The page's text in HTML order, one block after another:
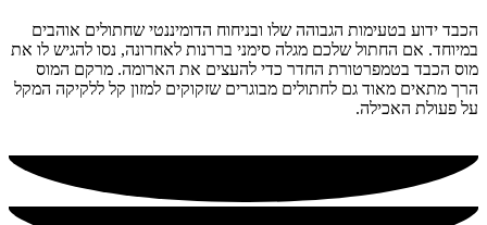
הכבד ידוע בטעימות הגבוהה שלו ובניחוח הדומיננטי שחתולים אוהבים
במיוחד. אם החתול שלכם מגלה סימני בררנות לאחרונה, נסו להגיש לו את
מוס הכבד בטמפרטורת החדר כדי להעצים את הארומה. מרקם המוס
הרך מתאים מאוד גם לחתולים מבוגרים שזקוקים למזון קל ללקיקה המקל
על פעולת האכילה.